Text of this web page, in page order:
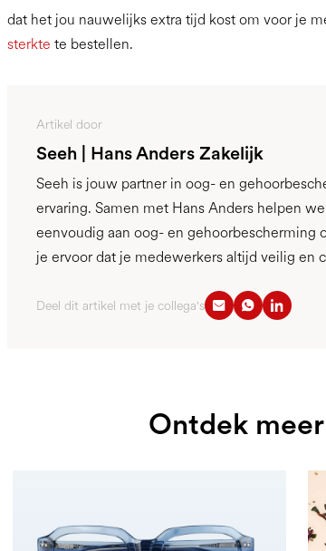
dat het jou nauwelijks extra tijd kost om voor je
sterkte te bestellen.
Artikel door
Seeh | Hans Anders Zakelijk
Seeh is jouw partner in oog- en
ervaring. Samen met Hans Anders helpen
eenvoudig aan oog- en gehoorbescherming
je ervoor dat je medewerkers altijd veilig en
Deel dit artikel met je collega's
Ontdek